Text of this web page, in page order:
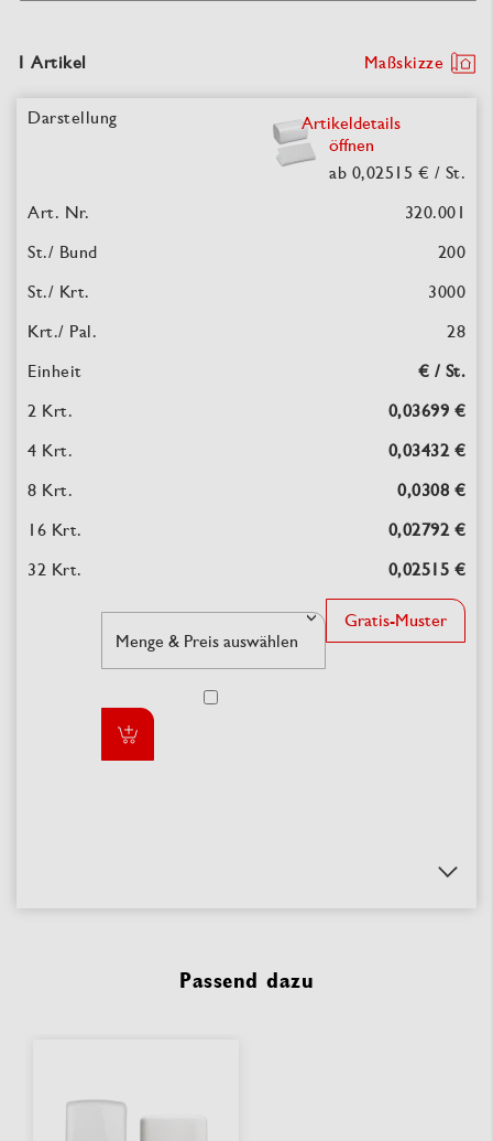
1 Artikel Maßskizze
Artikeldetails
öffnen
ab 0,02515 € / St.
320.001
200
3000
28
€ / St.
0,03699 €
0,03432 €
0,0308 €
0,02792 €
0,02515 €
Gratis-Muster
Passend dazu